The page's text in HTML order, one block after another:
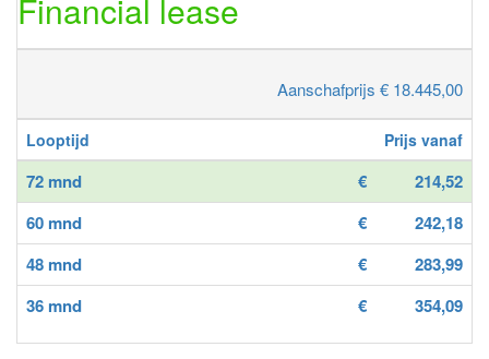
Financial lease
Aanschafprijs € 18.445,00
Looptijd Prijs vanaf
72 mnd €
214,52
60 mnd
€
242,18
48 mnd
€
283,99
36 mnd
€ 354,09